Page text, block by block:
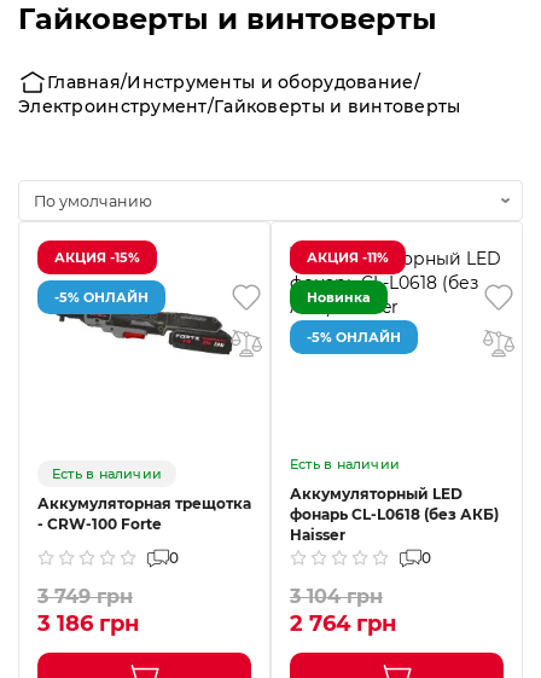
Гайковерты и винтоверты
Главная Инструменты и оборудование
Электроинструмент Гайковерты и винтоверты
АКЦИЯ -15%
-5% ОНЛАЙН
Есть в наличии
Аккумуляторная трещотка
- CRW-100 Forte
0
3 749 грн
3 186 грн
АКЦИЯ -11%
Новинка
-5% ОНЛАЙН
Есть в наличии
Аккумуляторный LED
фонарь CL-L0618 (без АКБ)
Haisser
0
3 104 грн
2 764 грн